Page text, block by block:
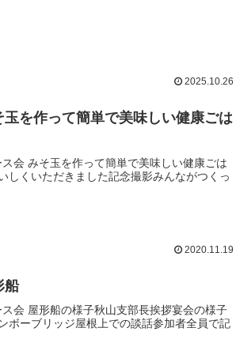
2025.10.26
玉を作って簡単で美味しい健康ごは
会 みそ玉を作って簡単で美味しい健康ごは
しくいただきました記念撮影みんながつくっ
2020.11.19
船
会 屋形船の様子秋山支部長挨拶宴会の様子
ボーブリッジ屋根上での談話参加者全員で記